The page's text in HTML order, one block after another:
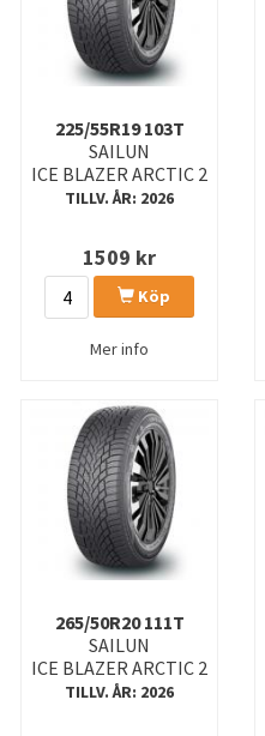
225/55R19 103T
SAILUN
ICE BLAZER ARCTIC 2
TILLV. ÅR: 2026
1509 kr
Köp
Mer info
265/50R20 111T
SAILUN
ICE BLAZER ARCTIC 2
TILLV. ÅR: 2026